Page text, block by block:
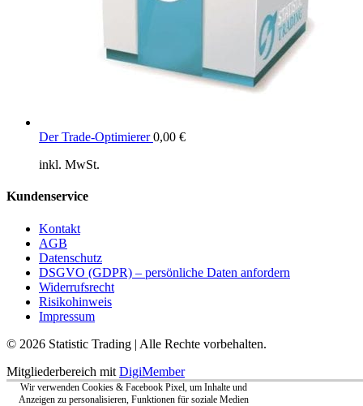
Der Trade-Optimierer 0,00 €
inkl. MwSt.
Kundenservice
Kontakt
AGB
Datenschutz
DSGVO (GDPR) – persönliche Daten anfordern
Widerrufsrecht
Risikohinweis
Impressum
© 2026 Statistic Trading | Alle Rechte vorbehalten.
Mitgliederbereich mit DigiMember
Wir verwenden Cookies & Facebook Pixel, um Inhalte und
Anzeigen zu personalisieren, Funktionen für soziale Medien